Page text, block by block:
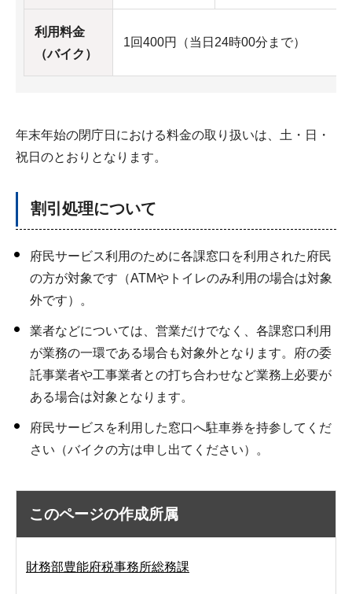
利用料金
（バイク）
1回400円（当日24時00分まで）
年末年始の閉庁日における料金の取り扱いは、土・日・
祝日のとおりとなります。
割引処理について
府民サービス利用のために各課窓口を利用された府民
の方が対象です（ATMやトイレのみ利用の場合は対象
外です）。
業者などについては、営業だけでなく、各課窓口利用
が業務の一環である場合も対象外となります。府の委
託事業者や工事業者との打ち合わせなど業務上必要が
ある場合は対象となります。
府民サービスを利用した窓口へ駐車券を持参してくだ
さい（バイクの方は申し出てください）。
このページの作成所属
財務部豊能府税事務所総務課